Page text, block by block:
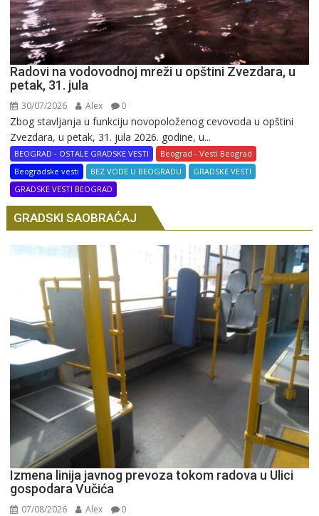
Radovi na vodovodnoj mreži u opštini Zvezdara, u
petak, 31. jula
30/07/2026 Alex 0
Zbog stavljanja u funkciju novopoloženog cevovoda u opštini
Zvezdara, u petak, 31. jula 2026. godine, u...
BEOGRAD - OSTALE GRADSKE VESTI
Beograd - Vesti Beograd
Beogradske vesti
BEZ VODE U BEOGRADU
GRADSKE VESTI
GRADSKE VESTI BEOGRAD
GRADSKI SAOBRAĆAJ
Izmena linija javnog prevoza tokom radova u Ulici
gospodara Vučića
07/08/2026 Alex 0